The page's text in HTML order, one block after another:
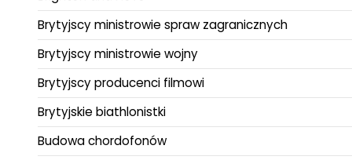
Brytyjscy ministrowie spraw zagranicznych
Brytyjscy ministrowie wojny
Brytyjscy producenci filmowi
Brytyjskie biathlonistki
Budowa chordofonów